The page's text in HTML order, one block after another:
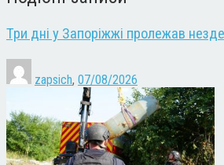
Три дні у Запоріжжі пролежав
zapsich, 07/08/2026